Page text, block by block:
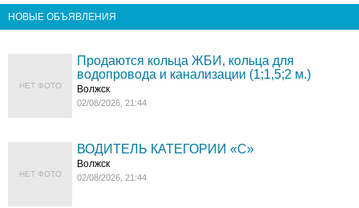
НОВЫЕ ОБЪЯВЛЕНИЯ
НЕТ ФОТО
Продаются кольца ЖБИ, кольца для
водопровода и канализации (1;1,5;2 м.)
Волжск
02/08/2026, 21:44
НЕТ ФОТО
ВОДИТЕЛЬ КАТЕГОРИИ «C»
Волжск
02/08/2026, 21:44